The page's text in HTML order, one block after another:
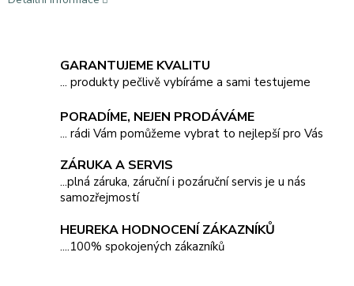
GARANTUJEME KVALITU
... produkty pečlivě vybíráme a sami testujeme
PORADÍME, NEJEN PRODÁVÁME
... rádi Vám pomůžeme vybrat to nejlepší pro Vás
ZÁRUKA A SERVIS
...plná záruka, záruční i pozáruční servis je u nás
samozřejmostí
HEUREKA HODNOCENÍ ZÁKAZNÍKŮ
....100% spokojených zákazníků